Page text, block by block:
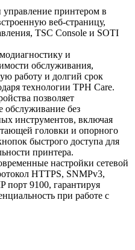
принтером в
веб-страницу,
TSC Console и SOTI
и
обслуживания,
работу и долгий срок
технологии TPH Care.
позволяет
обслуживание без
инструментов, включая
головки и опорного
быстрого доступа для
принтера.
настройки сетевой
HTTPS, SNMPv3,
порт 9100, гарантируя
при работе с